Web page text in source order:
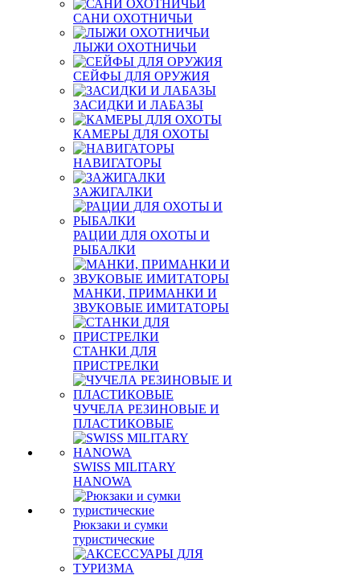
САНИ ОХОТНИЧЬИ
ЛЫЖИ ОХОТНИЧЬИ
СЕЙФЫ ДЛЯ ОРУЖИЯ
ЗАСИДКИ И ЛАБАЗЫ
КАМЕРЫ ДЛЯ ОХОТЫ
НАВИГАТОРЫ
ЗАЖИГАЛКИ
РАЦИИ ДЛЯ ОХОТЫ И
РЫБАЛКИ
МАНКИ, ПРИМАНКИ И
ЗВУКОВЫЕ ИМИТАТОРЫ
СТАНКИ ДЛЯ
ПРИСТРЕЛКИ
ЧУЧЕЛА РЕЗИНОВЫЕ И
ПЛАСТИКОВЫЕ
SWISS MILITARY
HANOWA
Рюкзаки и сумки
туристические